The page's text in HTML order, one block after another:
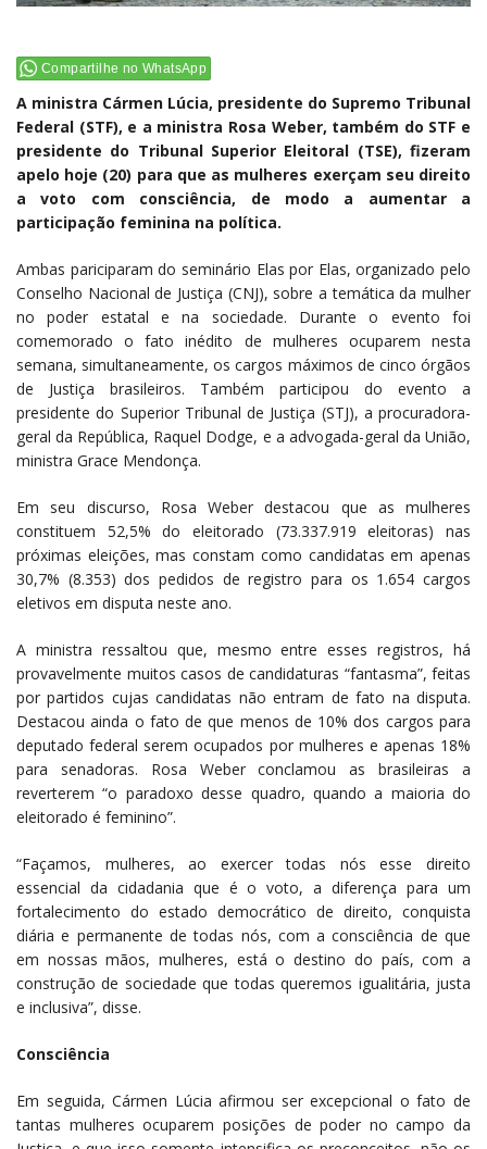
Compartilhe no WhatsApp
A ministra Cármen Lúcia, presidente do Supremo Tribunal
Federal (STF), e a ministra Rosa Weber, também do STF e
presidente do Tribunal Superior Eleitoral (TSE), fizeram
apelo hoje (20) para que as mulheres exerçam seu direito
a voto com consciência, de modo a aumentar a
participação feminina na política.
Ambas pariciparam do seminário Elas por Elas, organizado pelo
Conselho Nacional de Justiça (CNJ), sobre a temática da mulher
no poder estatal e na sociedade. Durante o evento foi
comemorado o fato inédito de mulheres ocuparem nesta
semana, simultaneamente, os cargos máximos de cinco órgãos
de Justiça brasileiros. Também participou do evento a
presidente do Superior Tribunal de Justiça (STJ), a procuradora-
geral da República, Raquel Dodge, e a advogada-geral da União,
ministra Grace Mendonça.
Em seu discurso, Rosa Weber destacou que as mulheres
constituem 52,5% do eleitorado (73.337.919 eleitoras) nas
próximas eleições, mas constam como candidatas em apenas
30,7% (8.353) dos pedidos de registro para os 1.654 cargos
eletivos em disputa neste ano.
A ministra ressaltou que, mesmo entre esses registros, há
provavelmente muitos casos de candidaturas “fantasma”, feitas
por partidos cujas candidatas não entram de fato na disputa.
Destacou ainda o fato de que menos de 10% dos cargos para
deputado federal serem ocupados por mulheres e apenas 18%
para senadoras. Rosa Weber conclamou as brasileiras a
reverterem “o paradoxo desse quadro, quando a maioria do
eleitorado é feminino”.
“Façamos, mulheres, ao exercer todas nós esse direito
essencial da cidadania que é o voto, a diferença para um
fortalecimento do estado democrático de direito, conquista
diária e permanente de todas nós, com a consciência de que
em nossas mãos, mulheres, está o destino do país, com a
construção de sociedade que todas queremos igualitária, justa
e inclusiva”, disse.
Consciência
Em seguida, Cármen Lúcia afirmou ser excepcional o fato de
tantas mulheres ocuparem posições de poder no campo da